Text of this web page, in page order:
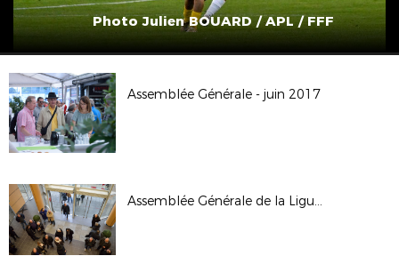
Photo Julien BOUARD / APL / FFF
Assemblée Générale - juin 2017
Assemblée Générale de la Ligue - janv 2017